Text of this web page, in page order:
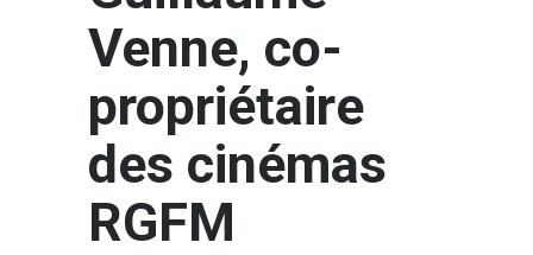
Venne, co-
propriétaire
des cinémas
RGFM